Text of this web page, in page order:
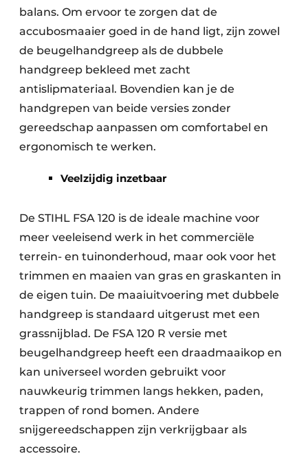
balans. Om ervoor te zorgen dat de
accubosmaaier goed in de hand ligt, zijn zowel
de beugelhandgreep als de dubbele
handgreep bekleed met zacht
antislipmateriaal. Bovendien kan je de
handgrepen van beide versies zonder
gereedschap aanpassen om comfortabel en
ergonomisch te werken.
Veelzijdig inzetbaar
De STIHL FSA 120 is de ideale machine voor
meer veeleisend werk in het commerciële
terrein- en tuinonderhoud, maar ook voor het
trimmen en maaien van gras en graskanten in
de eigen tuin. De maaiuitvoering met dubbele
handgreep is standaard uitgerust met een
grassnijblad. De FSA 120 R versie met
beugelhandgreep heeft een draadmaaikop en
kan universeel worden gebruikt voor
nauwkeurig trimmen langs hekken, paden,
trappen of rond bomen. Andere
snijgereedschappen zijn verkrijgbaar als
accessoire.